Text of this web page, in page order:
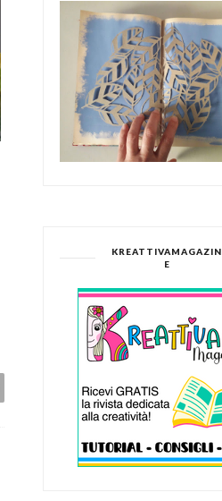
PERSONALIZZARE LE
TAZZE CON LA STAM...
KREATTIVAMAGAZIN
E